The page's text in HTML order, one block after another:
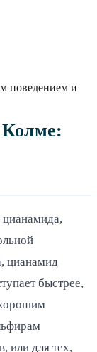
поведением и
Колме:
цианамид
быстрее,
или для тех,